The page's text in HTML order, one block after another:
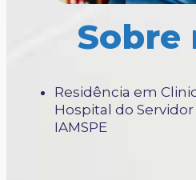
Sobre
Residência em
Hospital do
IAMSPE